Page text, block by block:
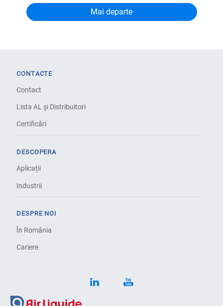
CONTACTE
Contact
Lista AL și Distribuitori
Certificări
DESCOPERA
Aplicații
Industrii
DESPRE NOI
În România
Cariere